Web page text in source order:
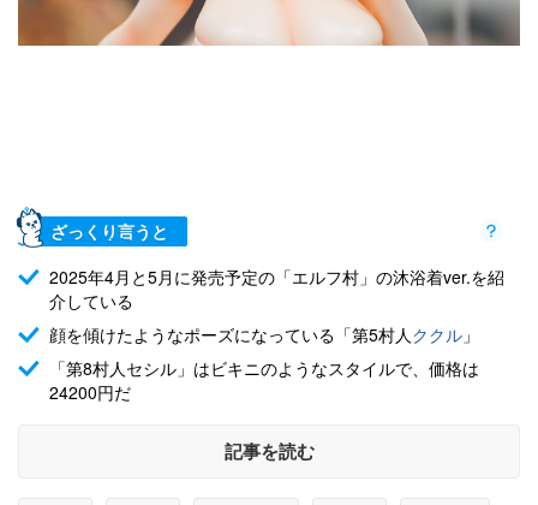
ざっくり言うと
2025年4月と5月に発売予定の「エルフ村」の沐浴着ver.を紹
介している
顔を傾けたようなポーズになっている「第5村人 ククル 」
「第8村人セシル」はビキニのようなスタイルで、価格は
24200円だ
記事を読む